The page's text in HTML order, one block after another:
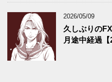
2026/05/09
久しぶりの
月途中経過【